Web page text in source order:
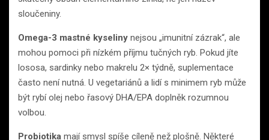
sloučeniny.
Omega-3 mastné kyseliny nejsou „imunitní zázrak“, ale
mohou pomoci při nízkém příjmu tučných ryb. Pokud jíte
lososa, sardinky nebo makrelu 2× týdně, suplementace
často není nutná. U vegetariánů a lidí s minimem ryb může
být rybí olej nebo řasový DHA/EPA doplněk rozumnou
volbou.
Probiotika mají smysl spíše cíleně než plošně. Některé